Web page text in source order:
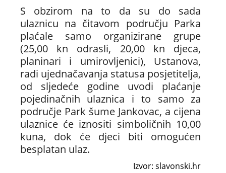
S obzirom na to da su do sada
ulaznicu na čitavom području Parka
plaćale samo organizirane grupe
(25,00 kn odrasli, 20,00 kn djeca,
planinari i umirovljenici), Ustanova,
radi ujednačavanja statusa posjetitelja,
od sljedeće godine uvodi plaćanje
pojedinačnih ulaznica i to samo za
područje Park šume Jankovac, a cijena
ulaznice će iznositi simboličnih 10,00
kuna, dok će djeci biti omogućen
besplatan ulaz.
Izvor: slavonski.hr